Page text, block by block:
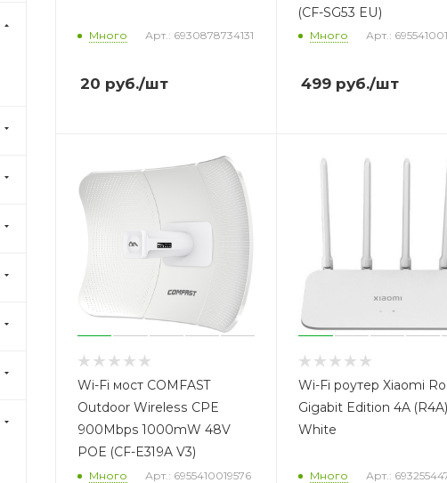
Много Арт.: 6930878734131
20 руб./шт
(CF-SG53 EU)
Много Арт.:
499 руб./шт
Wi-Fi мост COMFAST
Outdoor Wireless CPE
900Mbps 1000mW 48V
POE (CF-E319A V3)
Много Арт.: 6955410019576
Wi-Fi роутер Xiaomi
Gigabit Edition 4A
White
Много Арт.: